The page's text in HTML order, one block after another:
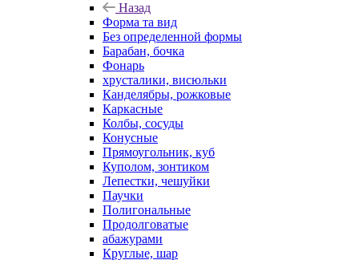
Назад
Форма та вид
Без определенной формы
Барабан, бочка
Фонарь
хрусталики, висюльки
Канделябры, рожковые
Каркасные
Колбы, сосуды
Конусные
Прямоугольник, куб
Куполом, зонтиком
Лепестки, чешуйки
Паучки
Полигональные
Продолговатые
абажурами
Круглые, шар